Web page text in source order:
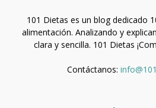
101 Dietas es un blog dedicado
alimentación. Analizando y
clara y sencilla. 101 Dietas
Contáctanos: